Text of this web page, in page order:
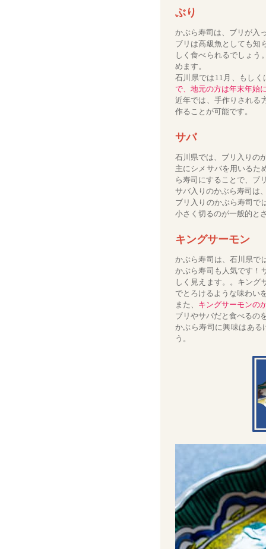
ぶり
かぶら寿司は、ブリが入
ブリは高級魚としても知
しく食べられるでしょう
めます。
石川県では11月、もし
で、地元の方は年末年始
近年では、手作りされる
作ることが可能です。
サバ
石川県では、ブリ入りの
主にシメサバを用いるた
ら寿司にすることで、ブ
サバ入りのかぶら寿司は
ブリ入りのかぶら寿司で
小さく切るのが一般的と
キングサーモン
かぶら寿司は、石川県で
かぶら寿司も人気です！
しく見えます。。キング
でとろけるような味わい
また、 キングサーモンの
ブリやサバだと食べるの
かぶら寿司に興味はあ
う。